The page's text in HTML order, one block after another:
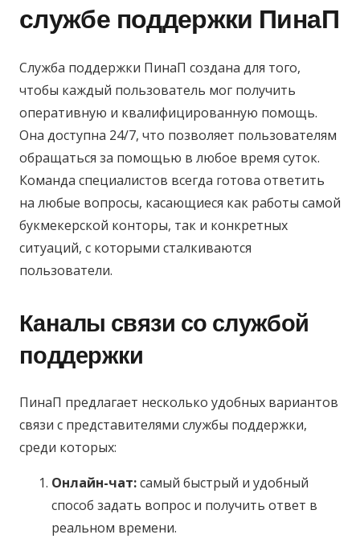
службе поддержки ПинаП
Служба поддержки ПинаП создана для того,
чтобы каждый пользователь мог получить
оперативную и квалифицированную помощь.
Она доступна 24/7, что позволяет пользователям
обращаться за помощью в любое время суток.
Команда специалистов всегда готова ответить
на любые вопросы, касающиеся как работы самой
букмекерской конторы, так и конкретных
ситуаций, с которыми сталкиваются
пользователи.
Каналы связи со службой
поддержки
ПинаП предлагает несколько удобных вариантов
связи с представителями службы поддержки,
среди которых:
Онлайн-чат:самый быстрый и удобный
способ задать вопрос и получить ответ в
реальном времени.